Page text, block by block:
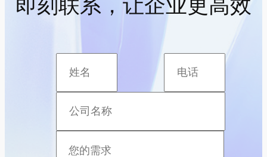
即刻联系，让企业更高效